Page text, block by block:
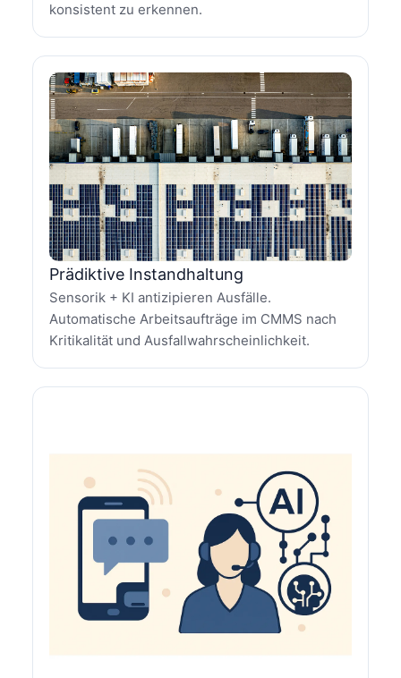
konsistent zu erkennen.
Prädiktive Instandhaltung
Sensorik + KI antizipieren Ausfälle.
Automatische Arbeitsaufträge im CMMS nach
Kritikalität und Ausfallwahrscheinlichkeit.